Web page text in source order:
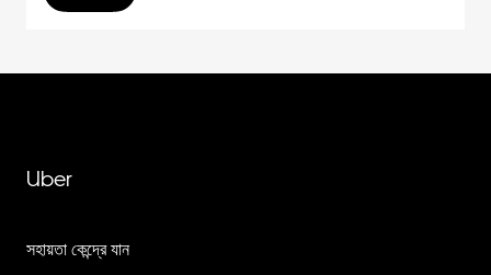
Uber
সহায়তা কেন্দ্রে যান